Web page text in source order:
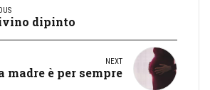
dipinto
NEXT
madre è per sempre